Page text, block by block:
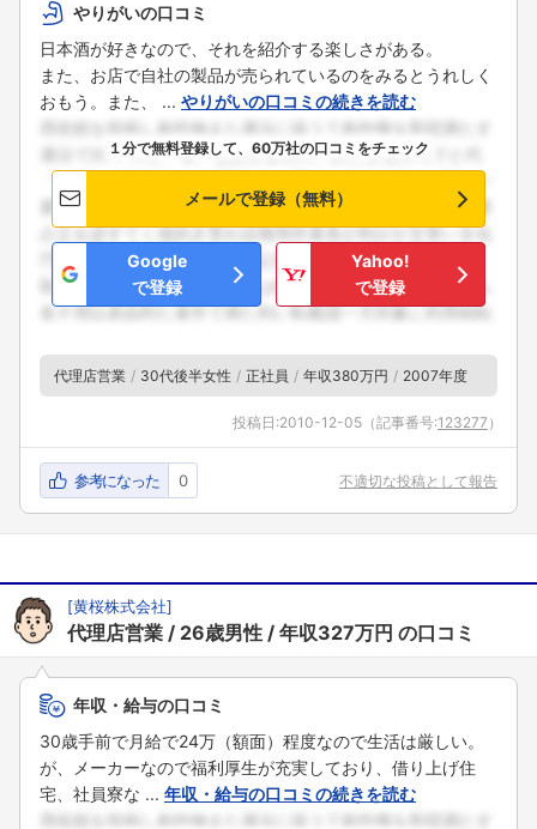
やりがいの口コミ
日本酒が好きなので、それを紹介する楽しさがある。
また、お店で自社の製品が売られているのをみるとうれしく
おもう。また、 ... やりがいの口コミの続きを読む
１分で無料登録して、60万社の口コミをチェック
メールで登録（無料）
Google
で登録
Yahoo!
で登録
代理店営業 30代後半女性 正社員 年収380万円 2007年度
投稿日:2010-12-05 （記事番号:123277 ）
参考になった 0 不適切な投稿として報告
[黄桜株式会社]
代理店営業 26歳男性 年収327万円 の口コミ
年収・給与の口コミ
30歳手前で月給で24万（額面）程度なので生活は厳しい。
が、メーカーなので福利厚生が充実しており、借り上げ住
宅、社員寮な ... 年収・給与の口コミの続きを読む